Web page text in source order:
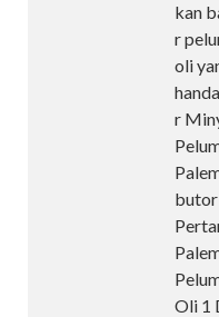
kan
r
oli
r
Oli 1